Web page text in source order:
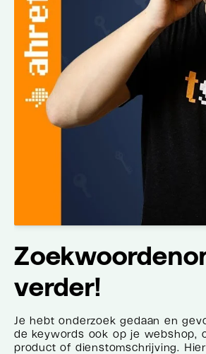
verder!
Je hebt onderzoek gedaan en
de keywords ook op je webshop,
product of dienstomschrijving.